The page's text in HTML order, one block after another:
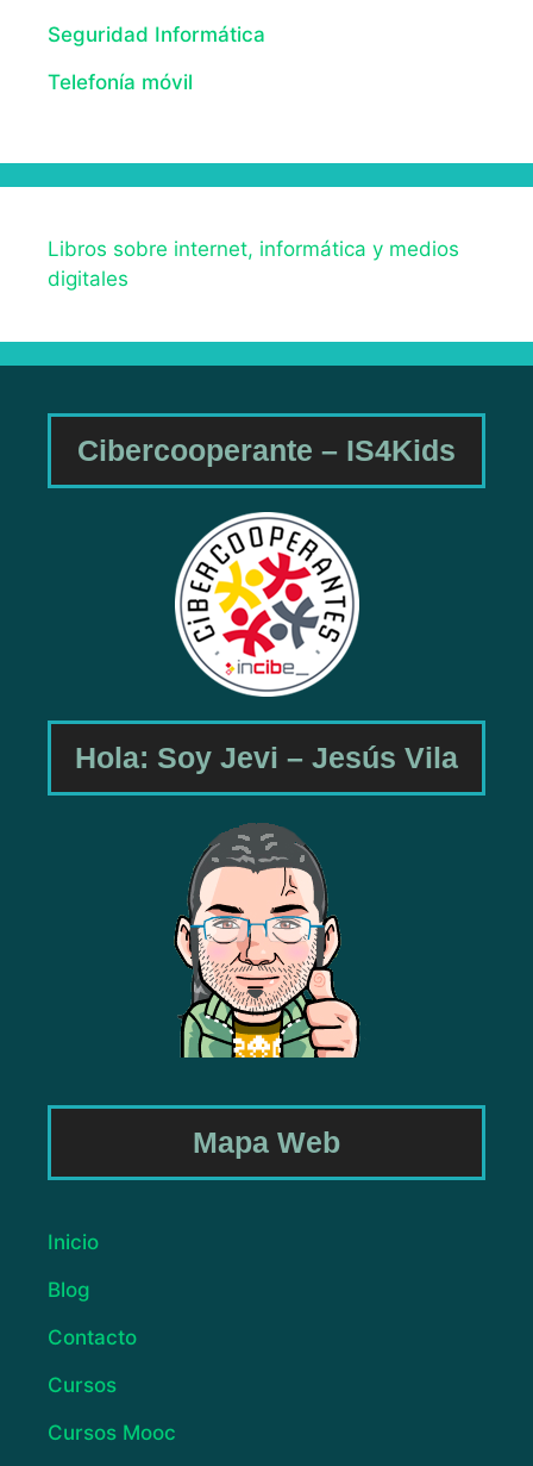
Seguridad Informática
Telefonía móvil
Libros sobre internet, informática y medios
digitales
Cibercooperante – IS4Kids
Hola: Soy Jevi – Jesús Vila
Mapa Web
Inicio
Blog
Contacto
Cursos
Cursos Mooc